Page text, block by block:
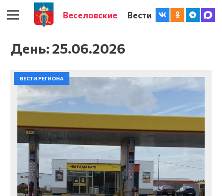
Веселовские Вести
День: 25.06.2026
ВЕСТИ РЕГИОНА